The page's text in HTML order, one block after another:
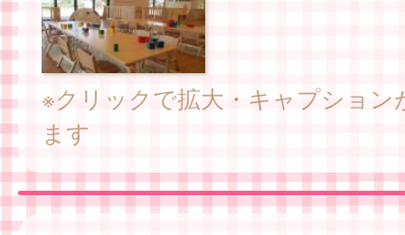
※クリックで拡大・キャプション
ます